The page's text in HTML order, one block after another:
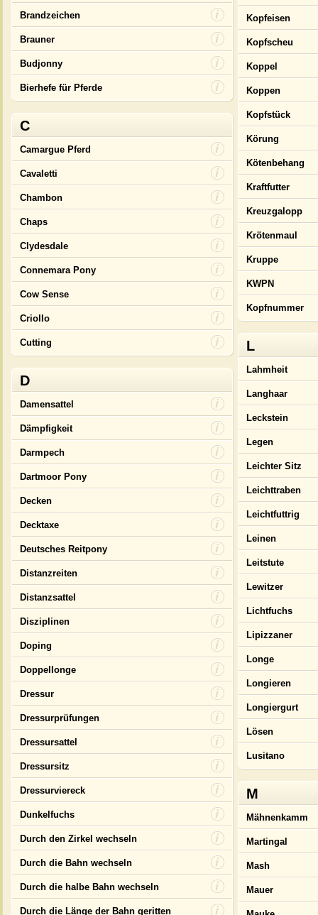
Brandzeichen
Brauner
Budjonny
Bierhefe für Pferde
C
Camargue Pferd
Cavaletti
Chambon
Chaps
Clydesdale
Connemara Pony
Cow Sense
Criollo
Cutting
D
Damensattel
Dämpfigkeit
Darmpech
Dartmoor Pony
Decken
Decktaxe
Deutsches Reitpony
Distanzreiten
Distanzsattel
Disziplinen
Doping
Doppellonge
Dressur
Dressurprüfungen
Dressursattel
Dressursitz
Dressurviereck
Dunkelfuchs
Durch den Zirkel wechseln
Durch die Bahn wechseln
Durch die halbe Bahn wechseln
Durch die Länge der Bahn geritten
Kopfeisen
Kopfscheu
Koppel
Koppen
Kopfstück
Körung
Kötenbehang
Kraftfutter
Kreuzgalopp
Krötenmaul
Kruppe
KWPN
Kopfnummer
L
Lahmheit
Langhaar
Leckstein
Legen
Leichter Sitz
Leichttraben
Leichtfuttrig
Leinen
Leitstute
Lewitzer
Lichtfuchs
Lipizzaner
Longe
Longieren
Longiergurt
Lösen
Lusitano
M
Mähnenkamm
Martingal
Mash
Mauer